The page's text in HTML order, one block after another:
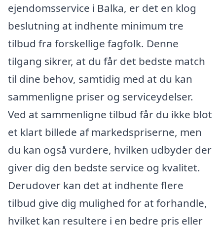
ejendomsservice i Balka, er det en klog
beslutning at indhente minimum tre
tilbud fra forskellige fagfolk. Denne
tilgang sikrer, at du får det bedste match
til dine behov, samtidig med at du kan
sammenligne priser og serviceydelser.
Ved at sammenligne tilbud får du ikke blot
et klart billede af markedspriserne, men
du kan også vurdere, hvilken udbyder der
giver dig den bedste service og kvalitet.
Derudover kan det at indhente flere
tilbud give dig mulighed for at forhandle,
hvilket kan resultere i en bedre pris eller